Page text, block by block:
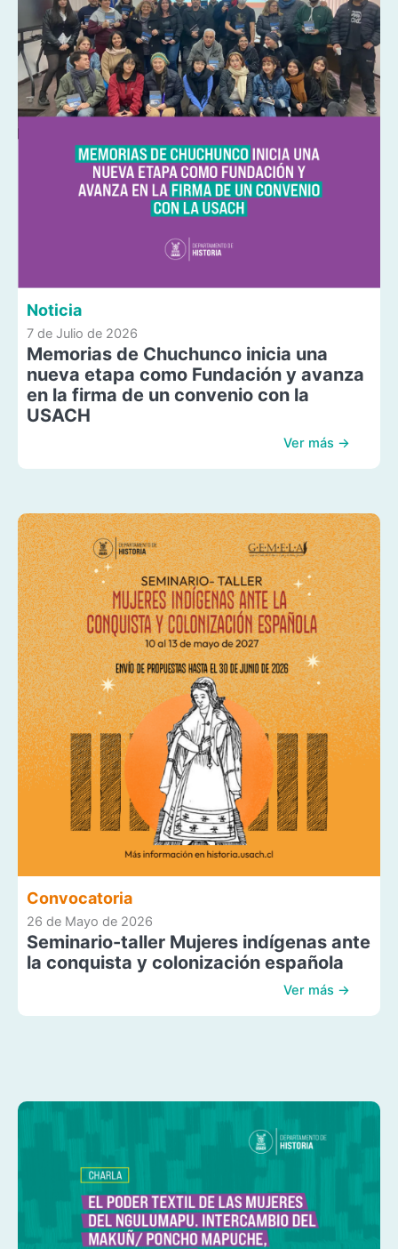
Noticia
7 de Julio de 2026
Memorias de Chuchunco inicia una
nueva etapa como Fundación y avanza
en la firma de un convenio con la
USACH
Ver más →
Convocatoria
26 de Mayo de 2026
Seminario-taller Mujeres indígenas ante
la conquista y colonización española
Ver más →